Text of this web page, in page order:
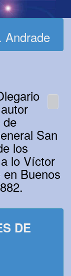
Andrade
de
San
los
lo Víctor
Buenos
DE